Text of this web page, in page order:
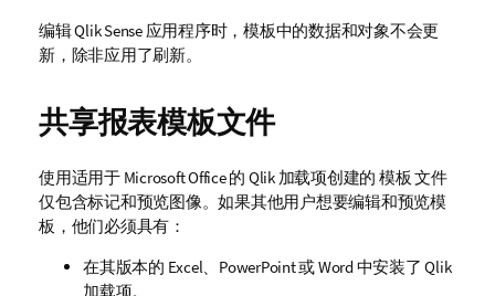
编辑Qlik Sense应用程序时，模板中的数据和对象不会更
新，除非应用了刷新。
共享报表模板文件
使用适用于 Microsoft Office的 Qlik加载项创建的 模板 文件
仅包含标记和预览图像。如果其他用户想要编辑和预览模
板，他们必须具有：
在其版本的 Excel、 PowerPoint或Word 中安装了Qlik
加载项。